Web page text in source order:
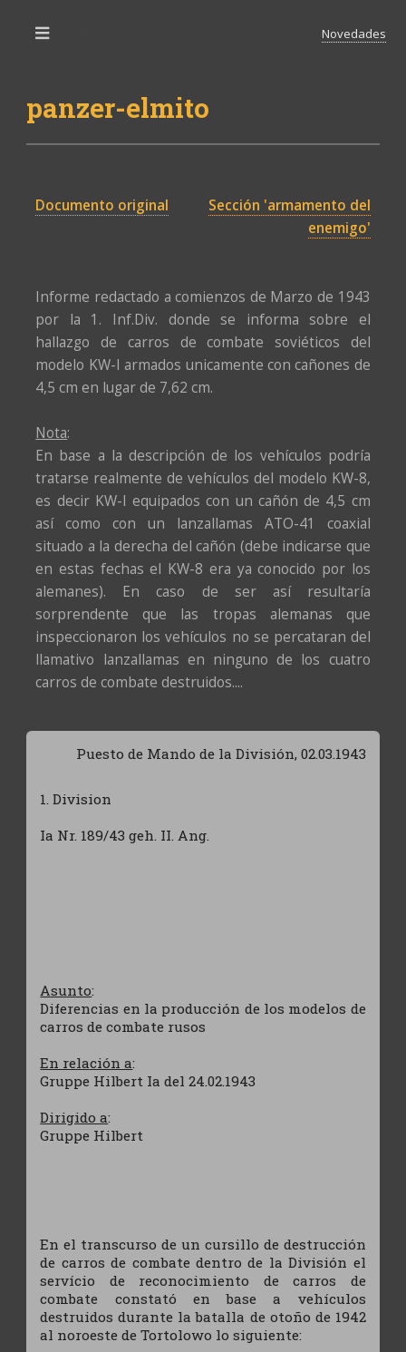
panzer-elmito
Novedades
Documento original
Sección 'armamento del
enemigo'
Informe redactado a comienzos de Marzo de 1943
por la 1. Inf.Div. donde se informa sobre el
hallazgo de carros de combate soviéticos del
modelo KW-I armados unicamente con cañones de
4,5 cm en lugar de 7,62 cm.
Nota:
En base a la descripción de los vehículos podría
tratarse realmente de vehículos del modelo KW-8,
es decir KW-I equipados con un cañón de 4,5 cm
así como con un lanzallamas ATO-41 coaxial
situado a la derecha del cañón (debe indicarse que
en estas fechas el KW-8 era ya conocido por los
alemanes). En caso de ser así resultaría
sorprendente que las tropas alemanas que
inspeccionaron los vehículos no se percataran del
llamativo lanzallamas en ninguno de los cuatro
carros de combate destruidos....
Puesto de Mando de la División, 02.03.1943
1. Division
Ia Nr. 189/43 geh. II. Ang.
Asunto:
Diferencias en la producción de los modelos de
carros de combate rusos
En relación a:
Gruppe Hilbert Ia del 24.02.1943
Dirigido a:
Gruppe Hilbert
En el transcurso de un cursillo de destrucción
de carros de combate dentro de la División el
servício de reconocimiento de carros de
combate constató en base a vehículos
destruidos durante la batalla de otoño de 1942
al noroeste de Tortolowo lo siguiente: